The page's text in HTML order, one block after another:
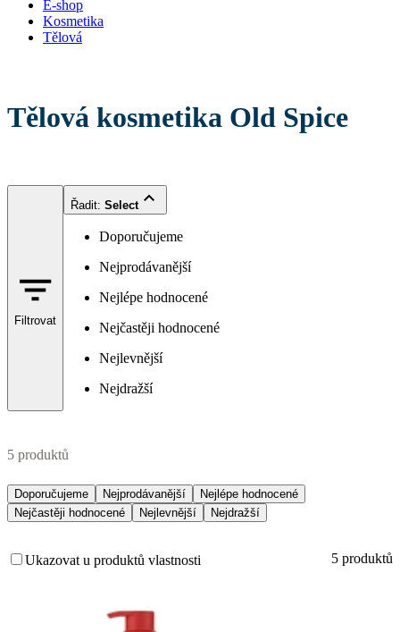
E-shop
Kosmetika
Tělová
Tělová kosmetika Old Spice
Filtrovat
Řadit: Select
Doporučujeme
Nejprodávanější
Nejlépe hodnocené
Nejčastěji hodnocené
Nejlevnější
Nejdražší
5 produktů
Doporučujeme Nejprodávanější
Nejlépe hodnocené
Nejčastěji hodnocené
Nejlevnější Nejdražší
Ukazovat u produktů vlastnosti 5 produktů